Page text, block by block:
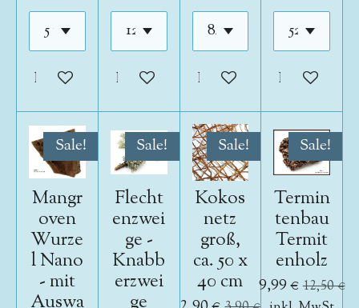
In den WarenkorbIn den WarenkorbIn den Warenkorb
In den
Sale!
Mangr
oven
Wurze
l Nano
- mit
Auswa
Sale!
Flecht
enzwei
ge -
Knabb
erzwei
ge
Sale!
Kokos
netz
groß,
ca. 50 x
40 cm
Sale!
Termin
tenbau
Termit
enholz
9,99 €12,50 €